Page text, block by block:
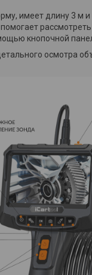
имеет длину 3 м
кнопочной
осмотра